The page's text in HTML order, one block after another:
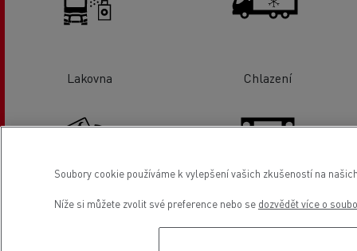
Lakovna Chlazení
Kapaliny Tachografy
Soubory cookie používáme k vylepšení vašich zkušeností na
Níže si můžete zvolit své preference nebo se dozvědět více o